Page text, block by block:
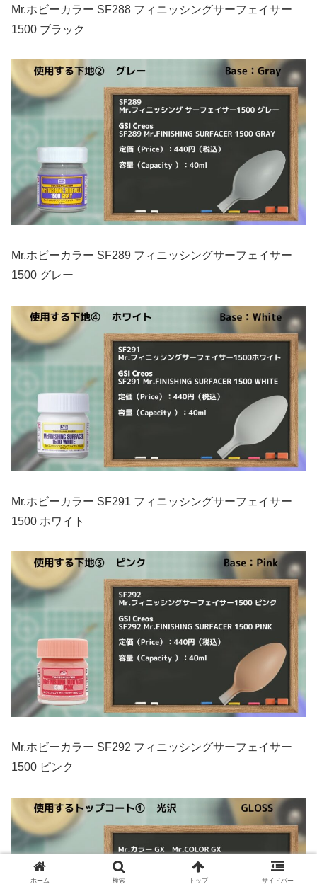
Mr.ホビーカラー SF288 フィニッシングサーフェイサー
1500 ブラック
Mr.ホビーカラー SF289 フィニッシングサーフェイサー
1500 グレー
Mr.ホビーカラー SF291 フィニッシングサーフェイサー
1500 ホワイト
Mr.ホビーカラー SF292 フィニッシングサーフェイサー
1500 ピンク
ホーム 検索 トップ サイドバー